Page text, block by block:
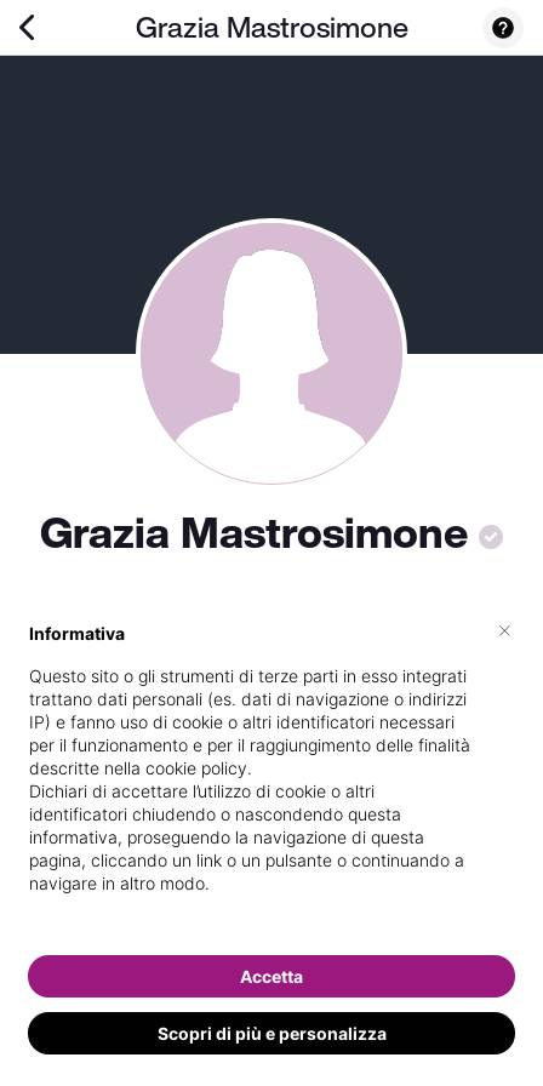
Grazia Mastrosimone
Grazia Mastrosimone
Informativa
Questo sito o gli strumenti di terze parti in esso integrati
trattano dati personali (es. dati di navigazione o indirizzi
IP) e fanno uso di cookie o altri identificatori necessari
per il funzionamento e per il raggiungimento delle finalità
descritte nella cookie policy.
Dichiari di accettare l’utilizzo di cookie o altri
identificatori chiudendo o nascondendo questa
informativa, proseguendo la navigazione di questa
pagina, cliccando un link o un pulsante o continuando a
navigare in altro modo.
Scopri di più e personalizza
Accetta
×